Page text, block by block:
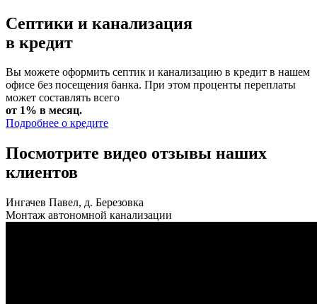
Септики и канализация
в кредит
Вы можете оформить септик и канализацию в кредит в нашем
офисе без посещения банка. При этом проценты переплаты
может составлять всего
от 1% в месяц.
Подробнее о кредите
Посмотрите видео отзывы наших
клиентов
Ингачев Павел, д. Березовка
Монтаж автономной канализации